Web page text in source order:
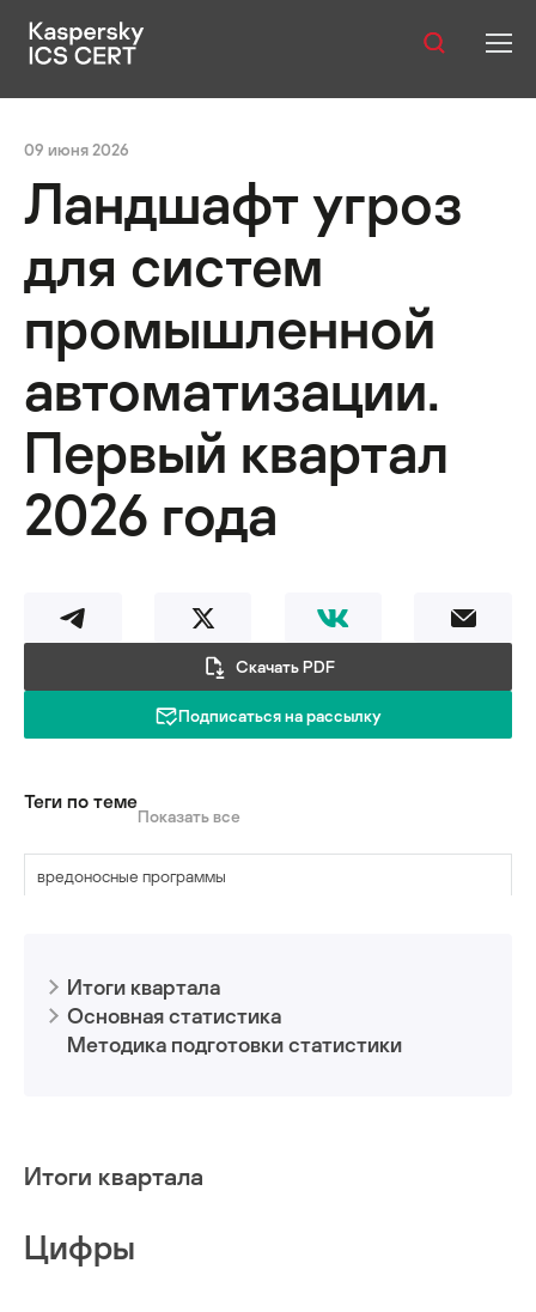
Услуги
Уязвимости
Статистика
Русский
09 июня 2026
Ландшафт угроз
для систем
промышленной
автоматизации.
Первый квартал
2026 года
Скачать PDF
Подписаться на рассылку
Теги по теме
Показать все
вредоносные программы
программы-вымогатели
программы-шпионы
Итоги квартала
Основная статистика
Методика подготовки статистики
Итоги квартала
Цифры